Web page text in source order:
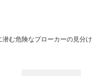
潜む危険なブローカーの見分け